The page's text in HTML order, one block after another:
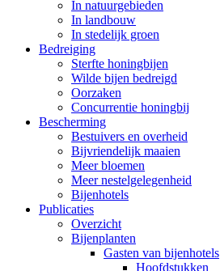
In natuurgebieden
In landbouw
In stedelijk groen
Bedreiging
Sterfte honingbijen
Wilde bijen bedreigd
Oorzaken
Concurrentie honingbij
Bescherming
Bestuivers en overheid
Bijvriendelijk maaien
Meer bloemen
Meer nestelgelegenheid
Bijenhotels
Publicaties
Overzicht
Bijenplanten
Gasten van bijenhotels
Hoofdstukken